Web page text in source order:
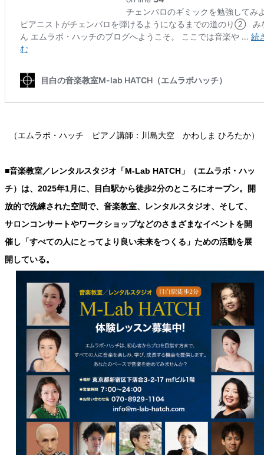
（エムラボ・ハッチ ピアノ講師：川島大空 かわしま ひろたか）
■音楽教室／レンタルスタジオ「M-Lab HATCH」（エムラボ・ハッ
チ）は、2025年1月に、目白駅から徒歩2分のところにオープン。開
放的で洗練された空間で、音楽教室、レンタルスタジオ、そして、
サロンコンサートやワークショップなどのさまざまなイベントを開
催し「すべての人にとってより良い未来をつくる」ための活動を展
開している。